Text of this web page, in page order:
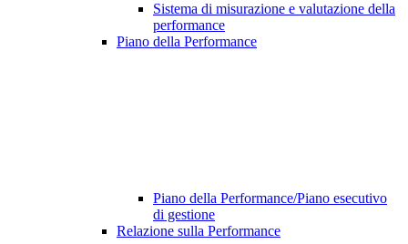
Sistema di misurazione e valutazione della
performance
Piano della Performance
Piano della Performance/Piano esecutivo
di gestione
Relazione sulla Performance